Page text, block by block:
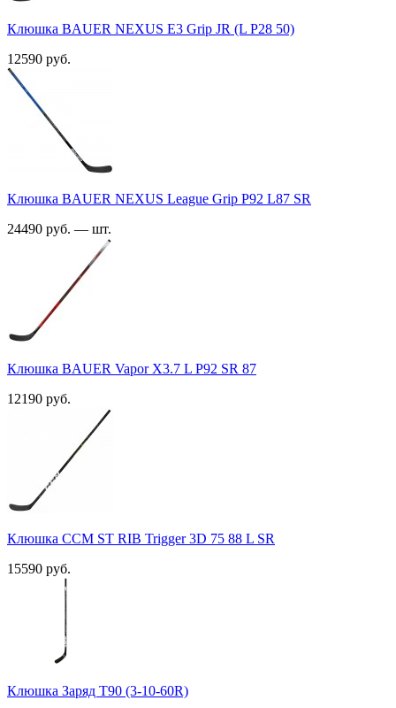
Клюшка BAUER NEXUS E3 Grip JR (L P28 50)
12590 руб.
Клюшка BAUER NEXUS League Grip P92 L87 SR
24490 руб. — шт.
Клюшка BAUER Vapor X3.7 L P92 SR 87
12190 руб.
Клюшка CCM ST RIB Trigger 3D 75 88 L SR
15590 руб.
Клюшка Заряд T90 (3-10-60R)